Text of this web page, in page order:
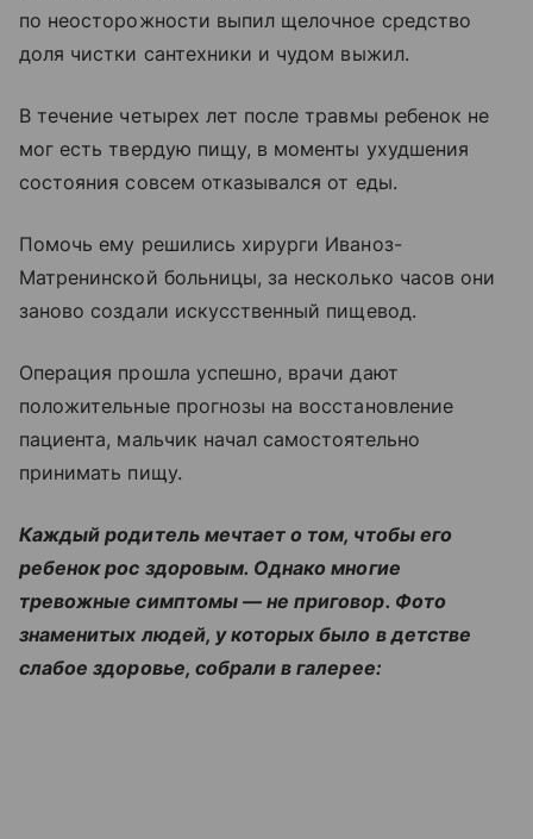
по неосторожности выпил щелочное средство
доля чистки сантехники и чудом выжил.
В течение четырех лет после травмы ребенок не
мог есть твердую пищу, в моменты ухудшения
состояния совсем отказывался от еды.
Помочь ему решились хирурги Иваноз-
Матренинской больницы, за несколько часов они
заново создали искусственный пищевод.
Операция прошла успешно, врачи дают
положительные прогнозы на восстановление
пациента, мальчик начал самостоятельно
принимать пищу.
Каждый родитель мечтает о том, чтобы его
ребенок рос здоровым. Однако многие
тревожные симптомы — не приговор. Фото
знаменитых людей, у которых было в детстве
слабое здоровье, собрали в галерее: